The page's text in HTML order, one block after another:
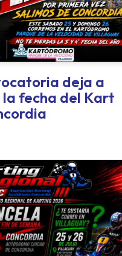
deja a
fecha del Kart